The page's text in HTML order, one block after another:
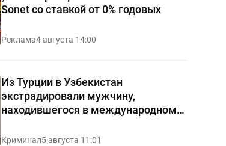
Sonet со ставкой от 0% годовых
Реклама4 августа 14:00
Из Турции в Узбекистан
экстрадировали мужчину,
находившегося в международном
Криминал5 августа 11:01